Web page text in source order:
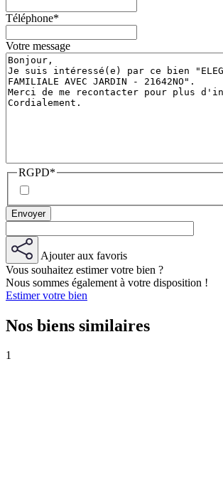
Téléphone*
Votre message
RGPD*
Ajouter aux favoris
Vous souhaitez estimer votre bien ?
Nous sommes également à votre disposition !
Estimer votre bien
Nos biens similaires
1